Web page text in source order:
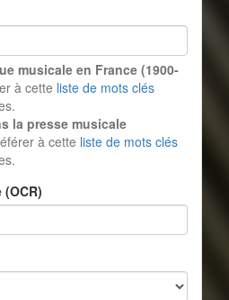
musicale en France (1900-
à cette liste de mots clés
la presse musicale
à cette liste de mots clés